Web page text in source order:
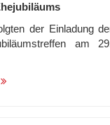
der Einladung
am